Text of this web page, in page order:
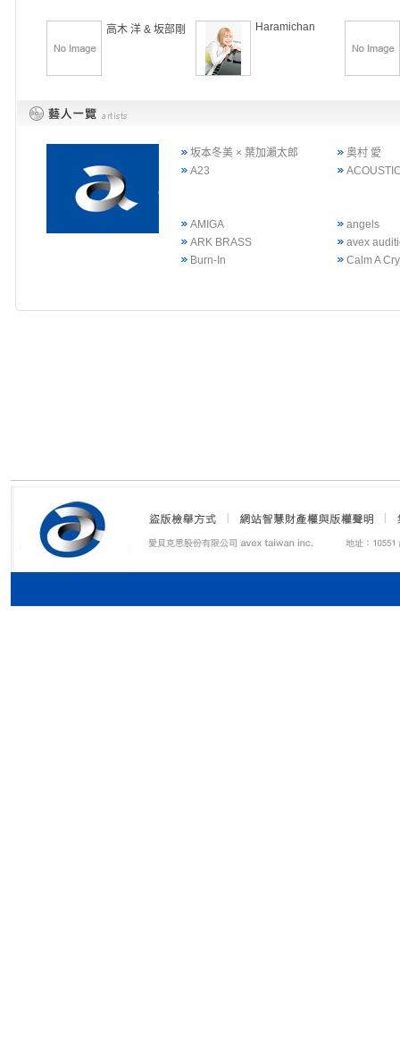
高木 洋 & 坂部剛 Haramichan
坂本冬美 × 葉加瀨太郎
奥村 愛
A23
AMIGA
angels
ARK BRASS
avex
Burn-In
Calm A